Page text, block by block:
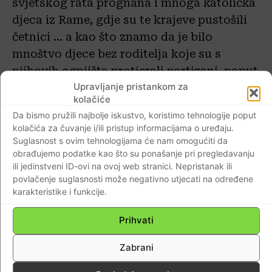
Upravljanje pristankom za
kolačiće
Da bismo pružili najbolje iskustvo, koristimo tehnologije poput
kolačića za čuvanje i/ili pristup informacijama o uređaju.
Suglasnost s ovim tehnologijama će nam omogućiti da
obrađujemo podatke kao što su ponašanje pri pregledavanju
ili jedinstveni ID-ovi na ovoj web stranici. Nepristanak ili
povlačenje suglasnosti može negativno utjecati na određene
karakteristike i funkcije.
Prihvati
Zabrani
svjetskog rata prognana i mnoga katolička
djeca iz Rame, gdje su te krajeve pustošili
četnici … a kao što znamo da je bilo
mnoštvo djece bez roditelja koje su s
njihovih ognjišta protjerali partizani, poput
naše župe Zrin, koju su i uništili … I
nadbiskup bl. Alojzije je pomagao da se ta
djeca zbrinu, da ih se nahrani, da ih se liječi.
Slao je preko svog Caritasa hranu, obuću i
odjeću, molio dobre ljude da ih udome u
svoje obitelji, sve činio da ih spasi. Dobro je
rekao mons. dr. Juraj Batelja u Sisku prošle
godina, na simpoziju u Sisku, 30. studenog
2018., kako bi usred Beograda Srbi trebali
bl. Alojziju Stepincu podići spomenik jer su
njegovim zauzimanjem spašene tisuće